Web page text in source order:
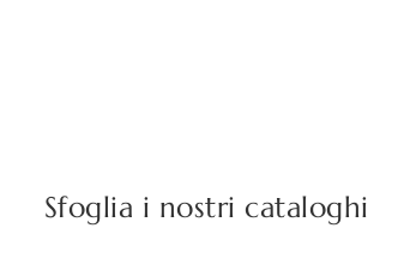
Sfoglia i nostri cataloghi